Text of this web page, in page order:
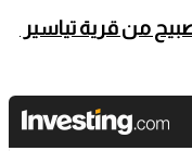
من قرية تياسير